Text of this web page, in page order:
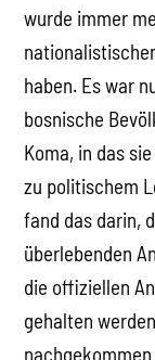
wurde immer
haben. Es war
bosnische
Koma, in das
zu politischem
fand das darin,
überlebenden
die offiziellen
gehalten